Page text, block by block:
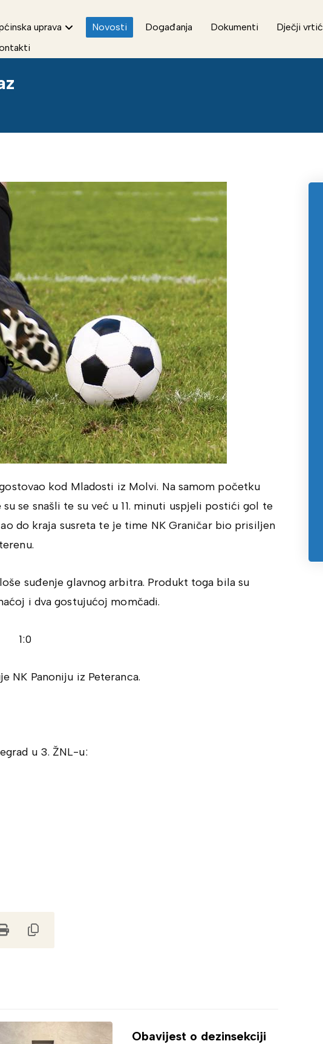
uprava Novosti Događanja Dokumenti Dječji vrtić
kod Mladosti iz Molvi. Na samom početku
se snašli te su već u 11. minuti uspjeli postići gol te
do kraja susreta te je time NK Graničar bio prisiljen
suđenje glavnog arbitra. Produkt toga bila su
i dva gostujućoj momčadi.
1:0
NK Panoniju iz Peteranca.
u 3. ŽNL-u:
Obavijest o dezinsekciji